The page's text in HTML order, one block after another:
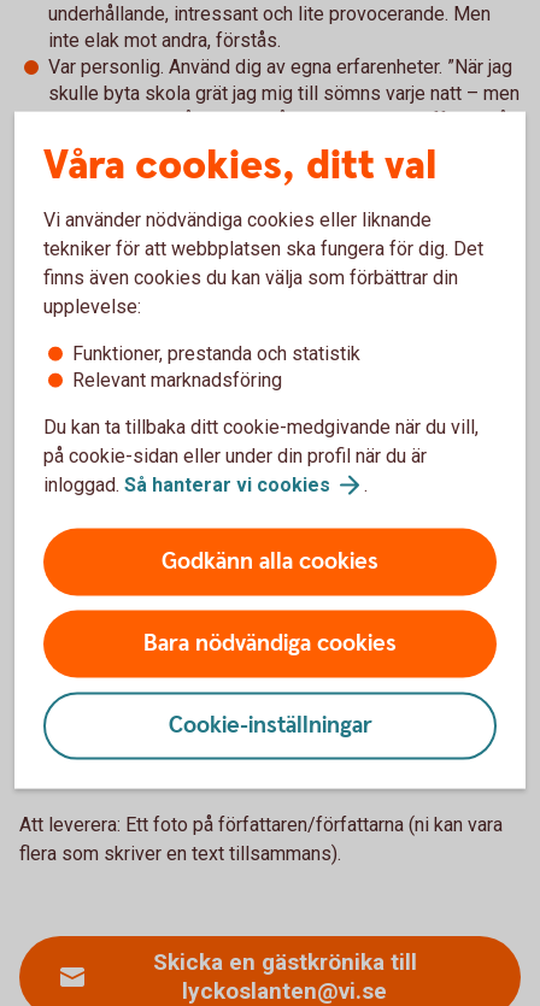
underhållande, intressant och lite provocerande. Men
inte elak mot andra, förstås.
Var personlig. Använd dig av egna erfarenheter. ”När jag
skulle byta skola grät jag mig till sömns varje natt – men
det blev bra ändå!” eller ”Igår när jag gick till affären såg
jag en tiggare. Synen gjorde mig så ...”
VIKTIGT: En krönika är ingen faktatext. Skolarbetet om
Att leverera: Text på cirka 1500 tecken, inklusive blanksteg.
2. Faktaruta om skribenten:
Vi vill veta lite mer om
avsändaren bakom texten.
Att leverera: Faktaruta som innehåller namn, ålder, skola,
mellanstadieelever”.
3. Lista med tre punkter:Kopplade till ämnet. Det kan
vi inte ska slänga så mycket mat – 3 sätt att bli
(kli)matsmart. Till krönika om att vara kär i sin idol – 3 bästa
låtarna med xxx. Roligast är om tipsen inte är för lika
varandra.
Att leverera: 3 tips eller liknande, med max två meningar
på varje tips.
4. Foto:
Färgbild på skribenten/skribenterna. Närbild eller i
Att leverera: Ett foto på författaren/författarna (ni kan vara
flera som skriver en text tillsammans).
Skicka en gästkrönika till
lyckoslanten@vi.se
Våra cookies, ditt val
Vi använder nödvändiga cookies eller liknande
tekniker för att webbplatsen ska fungera för dig. Det
finns även cookies du kan välja som förbättrar din
upplevelse:
Funktioner, prestanda och statistik
Relevant marknadsföring
Du kan ta tillbaka ditt cookie-medgivande när du vill,
på cookie-sidan eller under din profil när du är
inloggad. Så hanterar vi cookies .
Godkänn alla cookies
Bara nödvändiga cookies
Cookie-inställningar